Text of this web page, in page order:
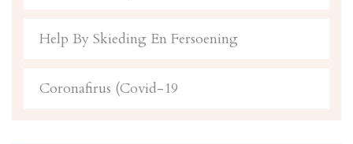
Help By Skieding En Fersoening
Coronafirus (Covid-19